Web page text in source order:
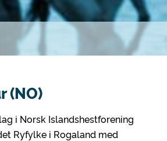
(NO)
i Norsk Islandshestforening
Ryfylke i Rogaland med